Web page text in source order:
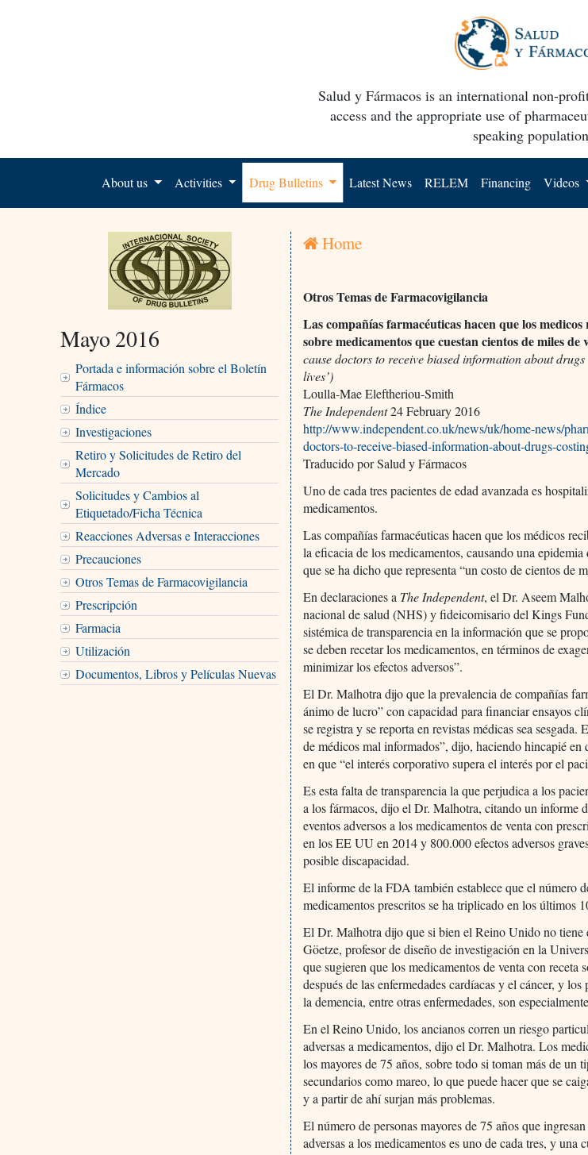
Salud y Fármacos is an international non-
access and the appropriate use of
speaking
About us Activities Drug Bulletins Latest News RELEM Financing Videos
Mayo 2016
Portada e información sobre el Boletín
Fármacos
Índice
Investigaciones
Retiro y Solicitudes de Retiro del
Mercado
Solicitudes y Cambios al
Etiquetado/Ficha Técnica
Reacciones Adversas e Interacciones
Precauciones
Otros Temas de Farmacovigilancia
Prescripción
Farmacia
Utilización
Documentos, Libros y Películas Nuevas
Home
Otros Temas de Farmacovigilancia
Las compañías farmacéuticas hacen que los
sobre medicamentos que cuestan cientos de miles de
cause doctors to receive biased information about
lives’)
Loulla-Mae Eleftheriou-Smith
The Independent24 February 2016
http://www.independent.co.uk/news/uk/home-news/
doctors-to-receive-biased-information-about-drugs-
Traducido por Salud y Fármacos
Uno de cada tres pacientes de edad avanzada es
medicamentos.
Las compañías farmacéuticas hacen que los médicos
la eficacia de los medicamentos, causando una
que se ha dicho que representa “un costo de cientos de
En declaraciones a The Independent, el Dr. Aseem
nacional de salud (NHS) y fideicomisario del Kings
sistémica de transparencia en la información que se
se deben recetar los medicamentos, en términos de
minimizar los efectos adversos”.
El Dr. Malhotra dijo que la prevalencia de compañías
ánimo de lucro” con capacidad para financiar ensayos
se registra y se reporta en revistas médicas sea sesgada.
de médicos mal informados”, dijo, haciendo hincapié en
en que “el interés corporativo supera el interés por el
Es esta falta de transparencia la que perjudica a los
a los fármacos, dijo el Dr. Malhotra, citando un informe
eventos adversos a los medicamentos de venta con
en los EE UU en 2014 y 800.000 efectos adversos
posible discapacidad.
El informe de la FDA también establece que el número
medicamentos prescritos se ha triplicado en los últimos
El Dr. Malhotra dijo que si bien el Reino Unido no tiene
Göetze, profesor de diseño de investigación en la
que sugieren que los medicamentos de venta con receta
después de las enfermedades cardíacas y el cáncer, y
la demencia, entre otras enfermedades, son
En el Reino Unido, los ancianos corren un riesgo
adversas a medicamentos, dijo el Dr. Malhotra. Los
los mayores de 75 años, sobre todo si toman más de un
secundarios como mareo, lo que puede hacer que se
y a partir de ahí surjan más problemas.
El número de personas mayores de 75 años que
adversas a los medicamentos es uno de cada tres, y una